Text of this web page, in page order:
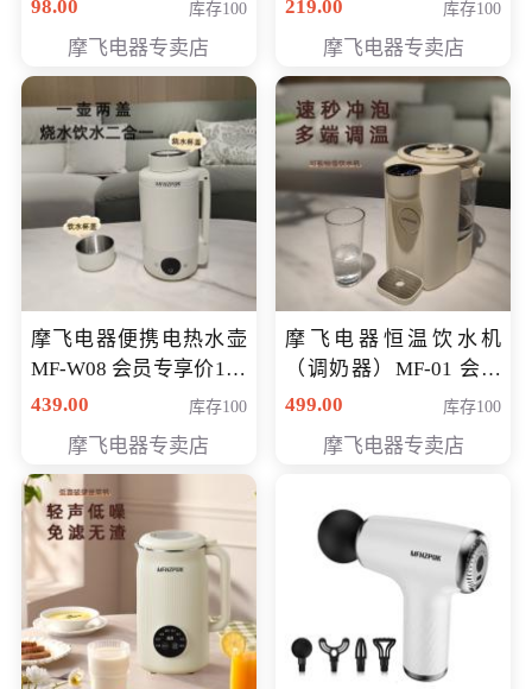
98.00
库存100
摩飞电器专卖店
219.00 库存100
摩飞电器专卖店
摩飞电器便携电热水壶
MF-W08 会员专享价198
元
439.00 库存100
摩飞电器专卖店
摩飞电器恒温饮水机
（调奶器）MF-01 会员
专享价366元
499.00 库存100
摩飞电器专卖店